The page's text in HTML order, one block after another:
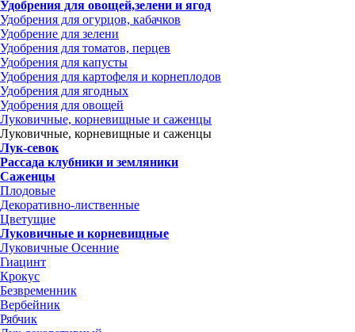
Удобрения для овощей,зелени и ягод
Удобрения для огурцов, кабачков
Удобрение для зелени
Удобрения для томатов, перцев
Удобрения для капусты
Удобрения для картофеля и корнеплодов
Удобрения для ягодных
Удобрения для овощей
Луковичные, корневищные и саженцы
Луковичные, корневищные и саженцы
Лук-севок
Рассада клубники и земляники
Саженцы
Плодовые
Декоративно-лиственные
Цветущие
Луковичные и корневищные
Луковичные Осенние
Гиацинт
Крокус
Безвременник
Вербейник
Рябчик